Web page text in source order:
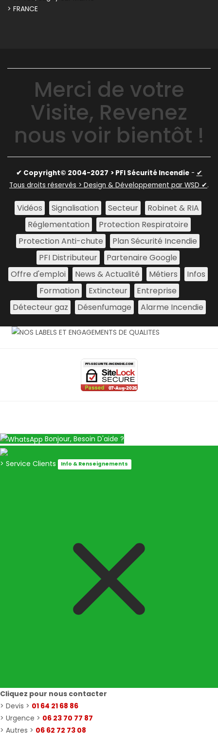
> FRANCE
Merci de votre
Visite, Revenez
nous voir bientôt !
✔ Copyright© 2004-2027 > PFI Sécurité Incendie- ✔
Tous droits réservés > Design & Développement par WSD ✔.
Vidéos Signalisation Secteur
Robinet & RIA
Réglementation
Protection Respiratoire
Protection Anti-chute
Plan Sécurité Incendie
PFI Distributeur
Partenaire Google
Offre d'emploi
News & Actualité Métiers
Infos
Formation
Extincteur
Entreprise
Détecteur gaz
Désenfumage Alarme Incendie
Bonjour, Besoin D'aide ?
> Service Clients Info & Renseignements
Cliquez pour nous contacter
> Devis > 01 64 21 68 86
> Urgence > 06 23 70 77 87
> Autres > 06 62 72 73 08